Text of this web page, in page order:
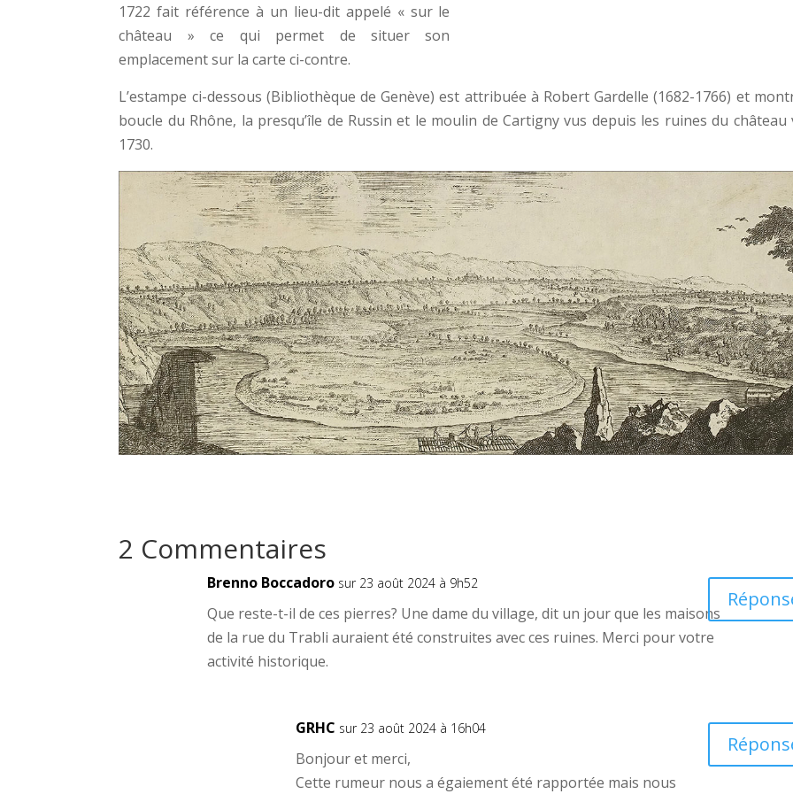
1722 fait référence à un lieu-dit appelé « sur le
château » ce qui permet de situer son
emplacement sur la carte ci-contre.
L’estampe ci-dessous (Bibliothèque de Genève) est attribuée à Robert Gardelle (1682-1766) et
boucle du Rhône, la presqu’île de Russin et le moulin de Cartigny vus depuis les ruines du château
1730.
2 Commentaires
Brenno Boccadoro sur 23 août 2024 à 9h52
Que reste-t-il de ces pierres? Une dame du village, dit un jour que les maisons
de la rue du Trabli auraient été construites avec ces ruines. Merci pour votre
activité historique.
GRHC sur 23 août 2024 à 16h04
Bonjour et merci,
Cette rumeur nous a égaiement été rapportée mais nous